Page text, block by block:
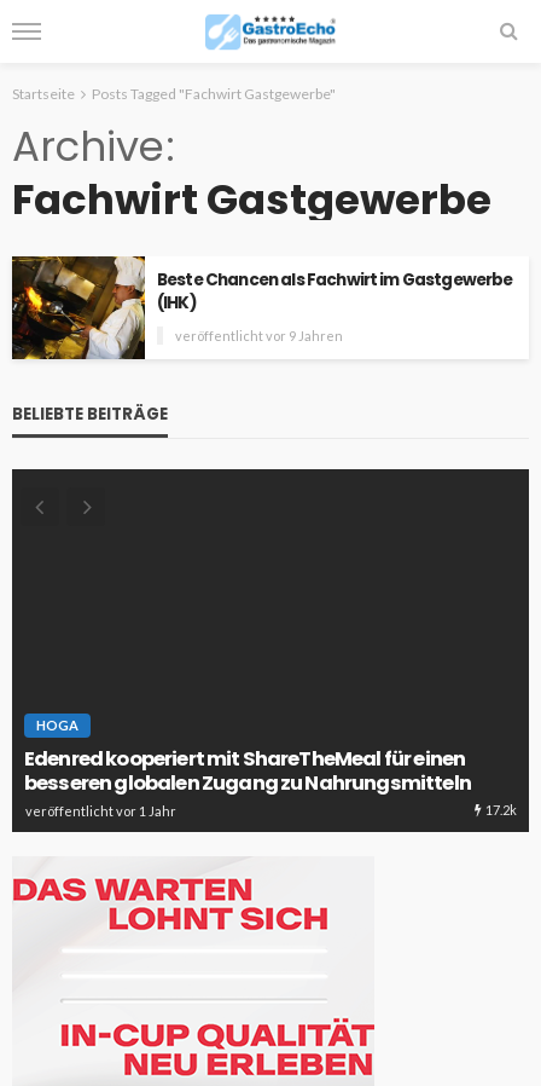
Startseite Posts Tagged "Fachwirt Gastgewerbe"
Archive
Fachwirt Gastgewerbe
Beste Chancen als Fachwirt im Gastgewerbe
(IHK)
veröffentlicht vor 9 Jahren
BELIEBTE BEITRÄGE
HOGA
Edenred kooperiert mit ShareTheMeal für einen
besseren globalen Zugang zu Nahrungsmitteln
veröffentlicht vor 1 Jahr 17.2k